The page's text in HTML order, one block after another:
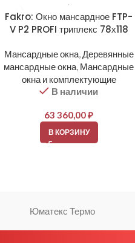
Fakro: Окно мансардное FTP-
V P2 PROFI триплекс 78х118
Мансардные окна,Деревянные
мансардные окна, Мансардные
окна и комплектующие
В наличии
63 360,00₽
В КОРЗИНУ
Юматекс Термо